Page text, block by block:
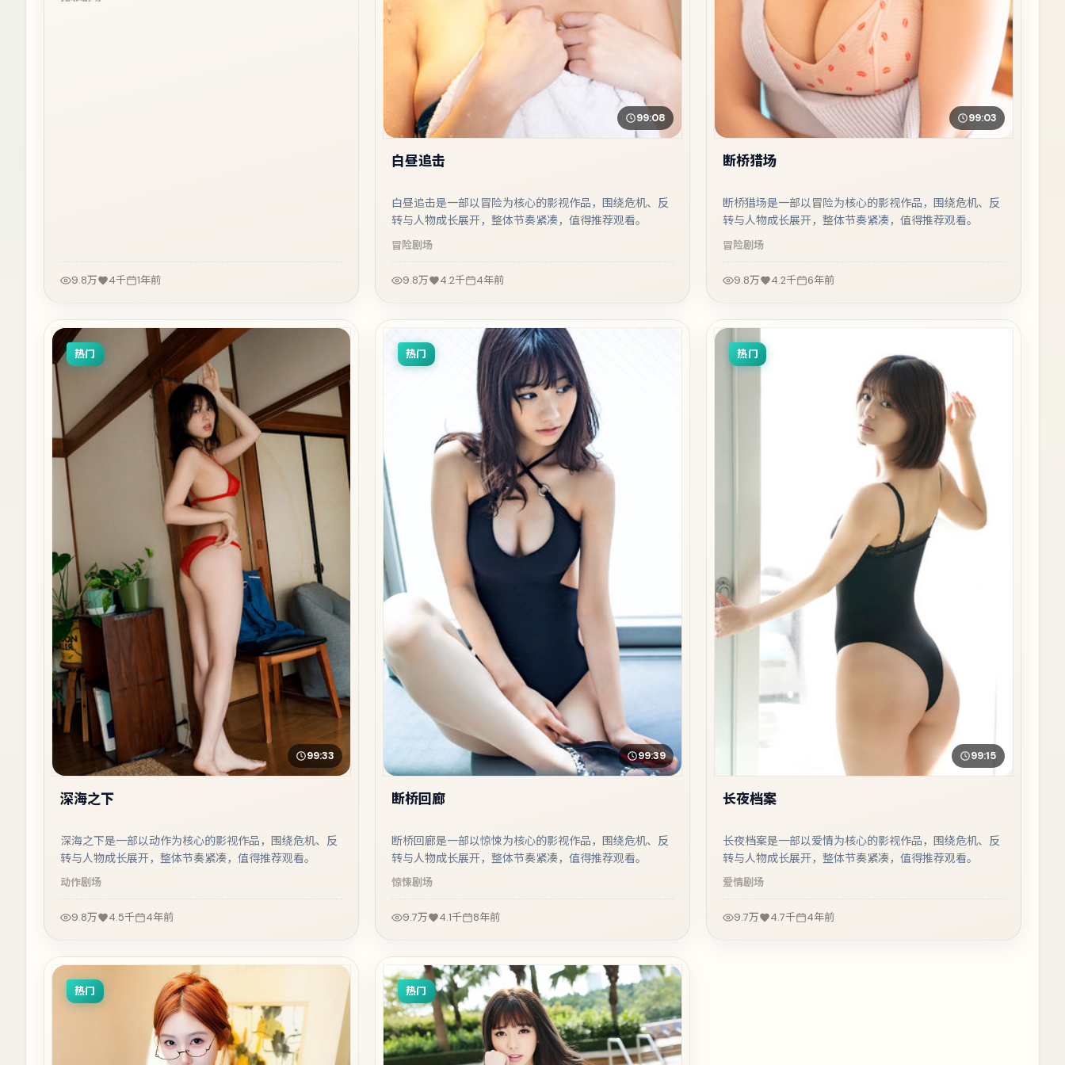
9.8万 4千 1年前
99:08
白昼追击
白昼追击是一部以冒险为核心的影视作品，围绕危机、反
转与人物成长展开，整体节奏紧凑，值得推荐观看。
冒险剧场
9.8万 4.2千 4年前
99:03
断桥猎场
断桥猎场是一部以冒险为核心的影视作品，围绕危机、反
转与人物成长展开，整体节奏紧凑，值得推荐观看。
冒险剧场
9.8万 4.2千 6年前
热门
99:33
深海之下
深海之下是一部以动作为核心的影视作品，围绕危机、反
转与人物成长展开，整体节奏紧凑，值得推荐观看。
动作剧场
9.8万 4.5千 4年前
热门
99:39
断桥回廊
断桥回廊是一部以惊悚为核心的影视作品，围绕危机、反
转与人物成长展开，整体节奏紧凑，值得推荐观看。
惊悚剧场
9.7万 4.1千 8年前
热门
99:15
长夜档案
长夜档案是一部以爱情为核心的影视作品，围绕危机、反
转与人物成长展开，整体节奏紧凑，值得推荐观看。
爱情剧场
9.7万 4.7千 4年前
热门 热门